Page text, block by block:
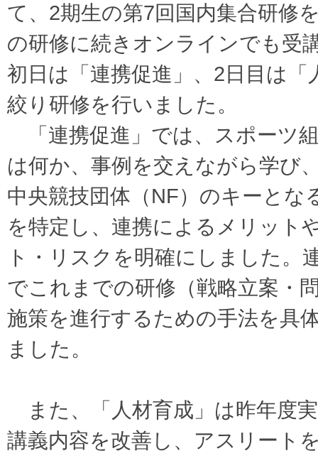
て、2期生の第7回国内集合研修
の研修に続きオンラインでも受
初日は「連携促進」、2日目は「
絞り研修を行いました。
「連携促進」では、スポーツ
は何か、事例を交えながら学び
中央競技団体（NF）のキーとな
を特定し、連携によるメリット
ト・リスクを明確にしました。
でこれまでの研修（戦略立案・
施策を進行するための手法を具
ました。
また、「人材育成」は昨年度
講義内容を改善し、アスリート